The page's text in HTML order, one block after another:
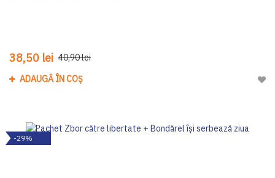
38,50 lei 40,90 lei
ADAUGĂ ÎN COȘ
-29%